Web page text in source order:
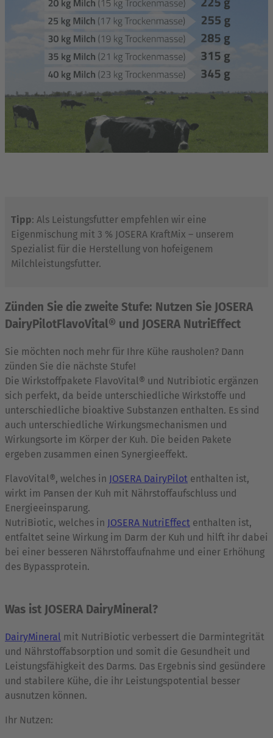
Tipp: Als Leistungsfutter empfehlen wir eine
Eigenmischung mit 3 % JOSERA KraftMix – unserem
Spezialist für die Herstellung von hofeigenem
Milchleistungsfutter.
Zünden Sie die zweite Stufe: Nutzen Sie JOSERA
DairyPilotFlavoVital® und JOSERA NutriEffect
Sie möchten noch mehr für Ihre Kühe rausholen? Dann
zünden Sie die nächste Stufe!
Die Wirkstoffpakete FlavoVital® und Nutribiotic ergänzen
sich perfekt, da beide unterschiedliche Wirkstoffe und
unterschiedliche bioaktive Substanzen enthalten. Es sind
auch unterschiedliche Wirkungsmechanismen und
Wirkungsorte im Körper der Kuh. Die beiden Pakete
ergeben zusammen einen Synergieeffekt.
FlavoVital®, welches in JOSERA DairyPilot enthalten ist,
wirkt im Pansen der Kuh mit Nährstoffaufschluss und
Energieeinsparung.
NutriBiotic, welches in JOSERA NutriEffect enthalten ist,
entfaltet seine Wirkung im Darm der Kuh und hilft ihr dabei
bei einer besseren Nährstoffaufnahme und einer Erhöhung
des Bypassprotein.
Was ist JOSERA DairyMineral?
DairyMineral mit NutriBiotic verbessert die Darmintegrität
und Nährstoffabsorption und somit die Gesundheit und
Leistungsfähigkeit des Darms. Das Ergebnis sind gesündere
und stabilere Kühe, die ihr Leistungspotential besser
ausnutzen können.
Ihr Nutzen: